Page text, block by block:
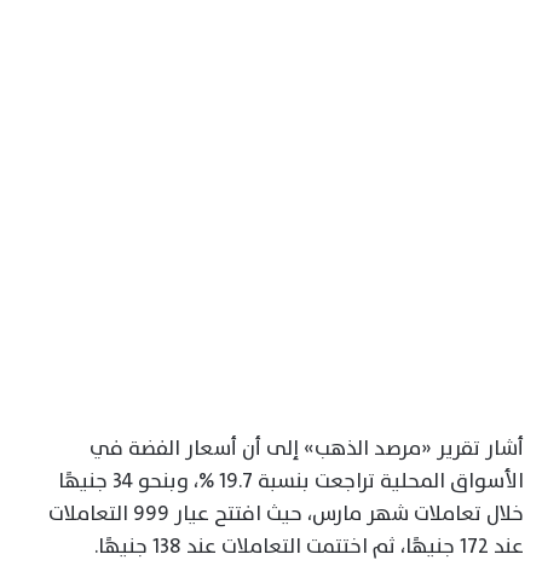
أشار تقرير «مرصد الذهب» إلى أن أسعار الفضة في
الأسواق المحلية تراجعت بنسبة 19.7 %، وبنحو 34 جنيهًا
خلال تعاملات شهر مارس، حيث افتتح عيار 999 التعاملات
عند 172 جنيهًا، ثم اختتمت التعاملات عند 138 جنيهًا.